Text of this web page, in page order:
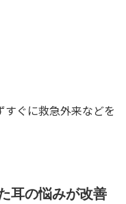
すぐに救急外来などを
耳の悩みが改善